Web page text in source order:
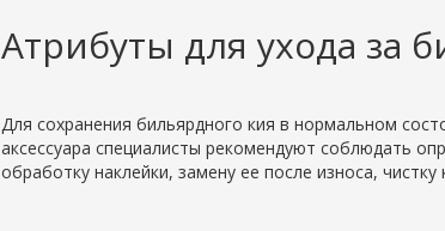
Атрибуты для ухода за
Для сохранения бильярдного кия в нормальном
аксессуара специалисты рекомендуют соблюдать
обработку наклейки, замену ее после износа,